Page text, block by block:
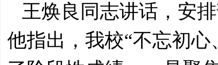
王焕良同志讲话，安
他指出，我校“不忘初